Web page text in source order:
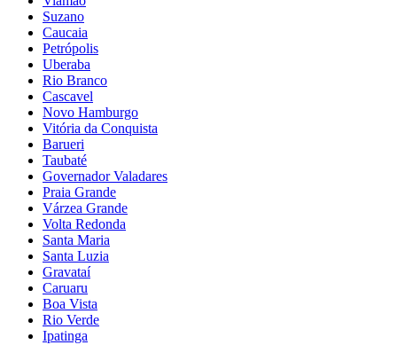
Suzano
Caucaia
Petrópolis
Uberaba
Rio Branco
Cascavel
Novo Hamburgo
Vitória da Conquista
Barueri
Taubaté
Governador Valadares
Praia Grande
Várzea Grande
Volta Redonda
Santa Maria
Santa Luzia
Gravataí
Caruaru
Boa Vista
Rio Verde
Ipatinga